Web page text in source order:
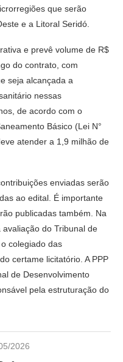
que serão
e a Litoral Seridó.
e prevê volume de R$
do contrato, com
seja alcançada a
nessas
de acordo com o
Básico (Lei N°
atender a 1,9 milhão de
enviadas serão
ao edital. É importante
publicadas também. Na
do Tribunal de
colegiado das
certame licitatório. A PPP
de Desenvolvimento
pela estruturação do
2026